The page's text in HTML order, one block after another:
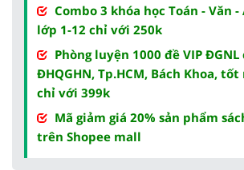
Combo 3 khóa học Toán - Văn -
lớp 1-12 chỉ với 250k
Phòng luyện 1000 đề VIP
ĐHQGHN, Tp.HCM, Bách Khoa, tốt
chỉ với 399k
Mã giảm giá 20% sản phẩm
trên Shopee mall